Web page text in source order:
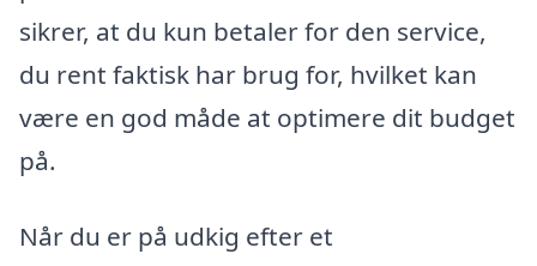
sikrer, at du kun betaler for den service,
du rent faktisk har brug for, hvilket kan
være en god måde at optimere dit budget
på.
Når du er på udkig efter et